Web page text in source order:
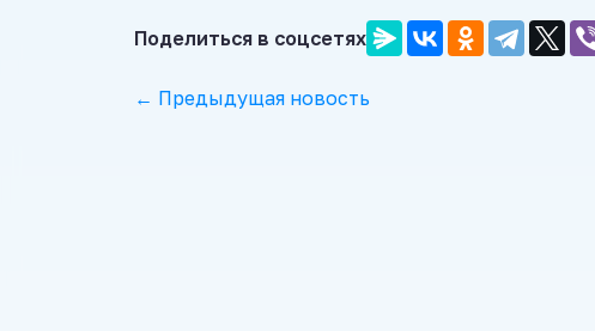
Поделиться в соцсетях
← Предыдущая новость